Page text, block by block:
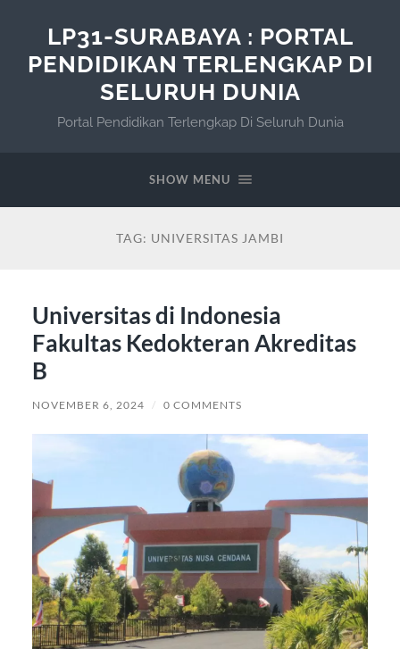
LP31-SURABAYA : PORTAL
PENDIDIKAN TERLENGKAP DI
SELURUH DUNIA
Portal Pendidikan Terlengkap Di Seluruh Dunia
SHOW MENU
TAG: UNIVERSITAS JAMBI
Universitas di Indonesia
Fakultas Kedokteran Akreditas
B
NOVEMBER 6, 2024 / 0 COMMENTS